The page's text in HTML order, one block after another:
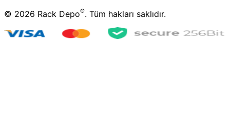
© 2026 Rack Depo®. Tüm hakları saklıdır.